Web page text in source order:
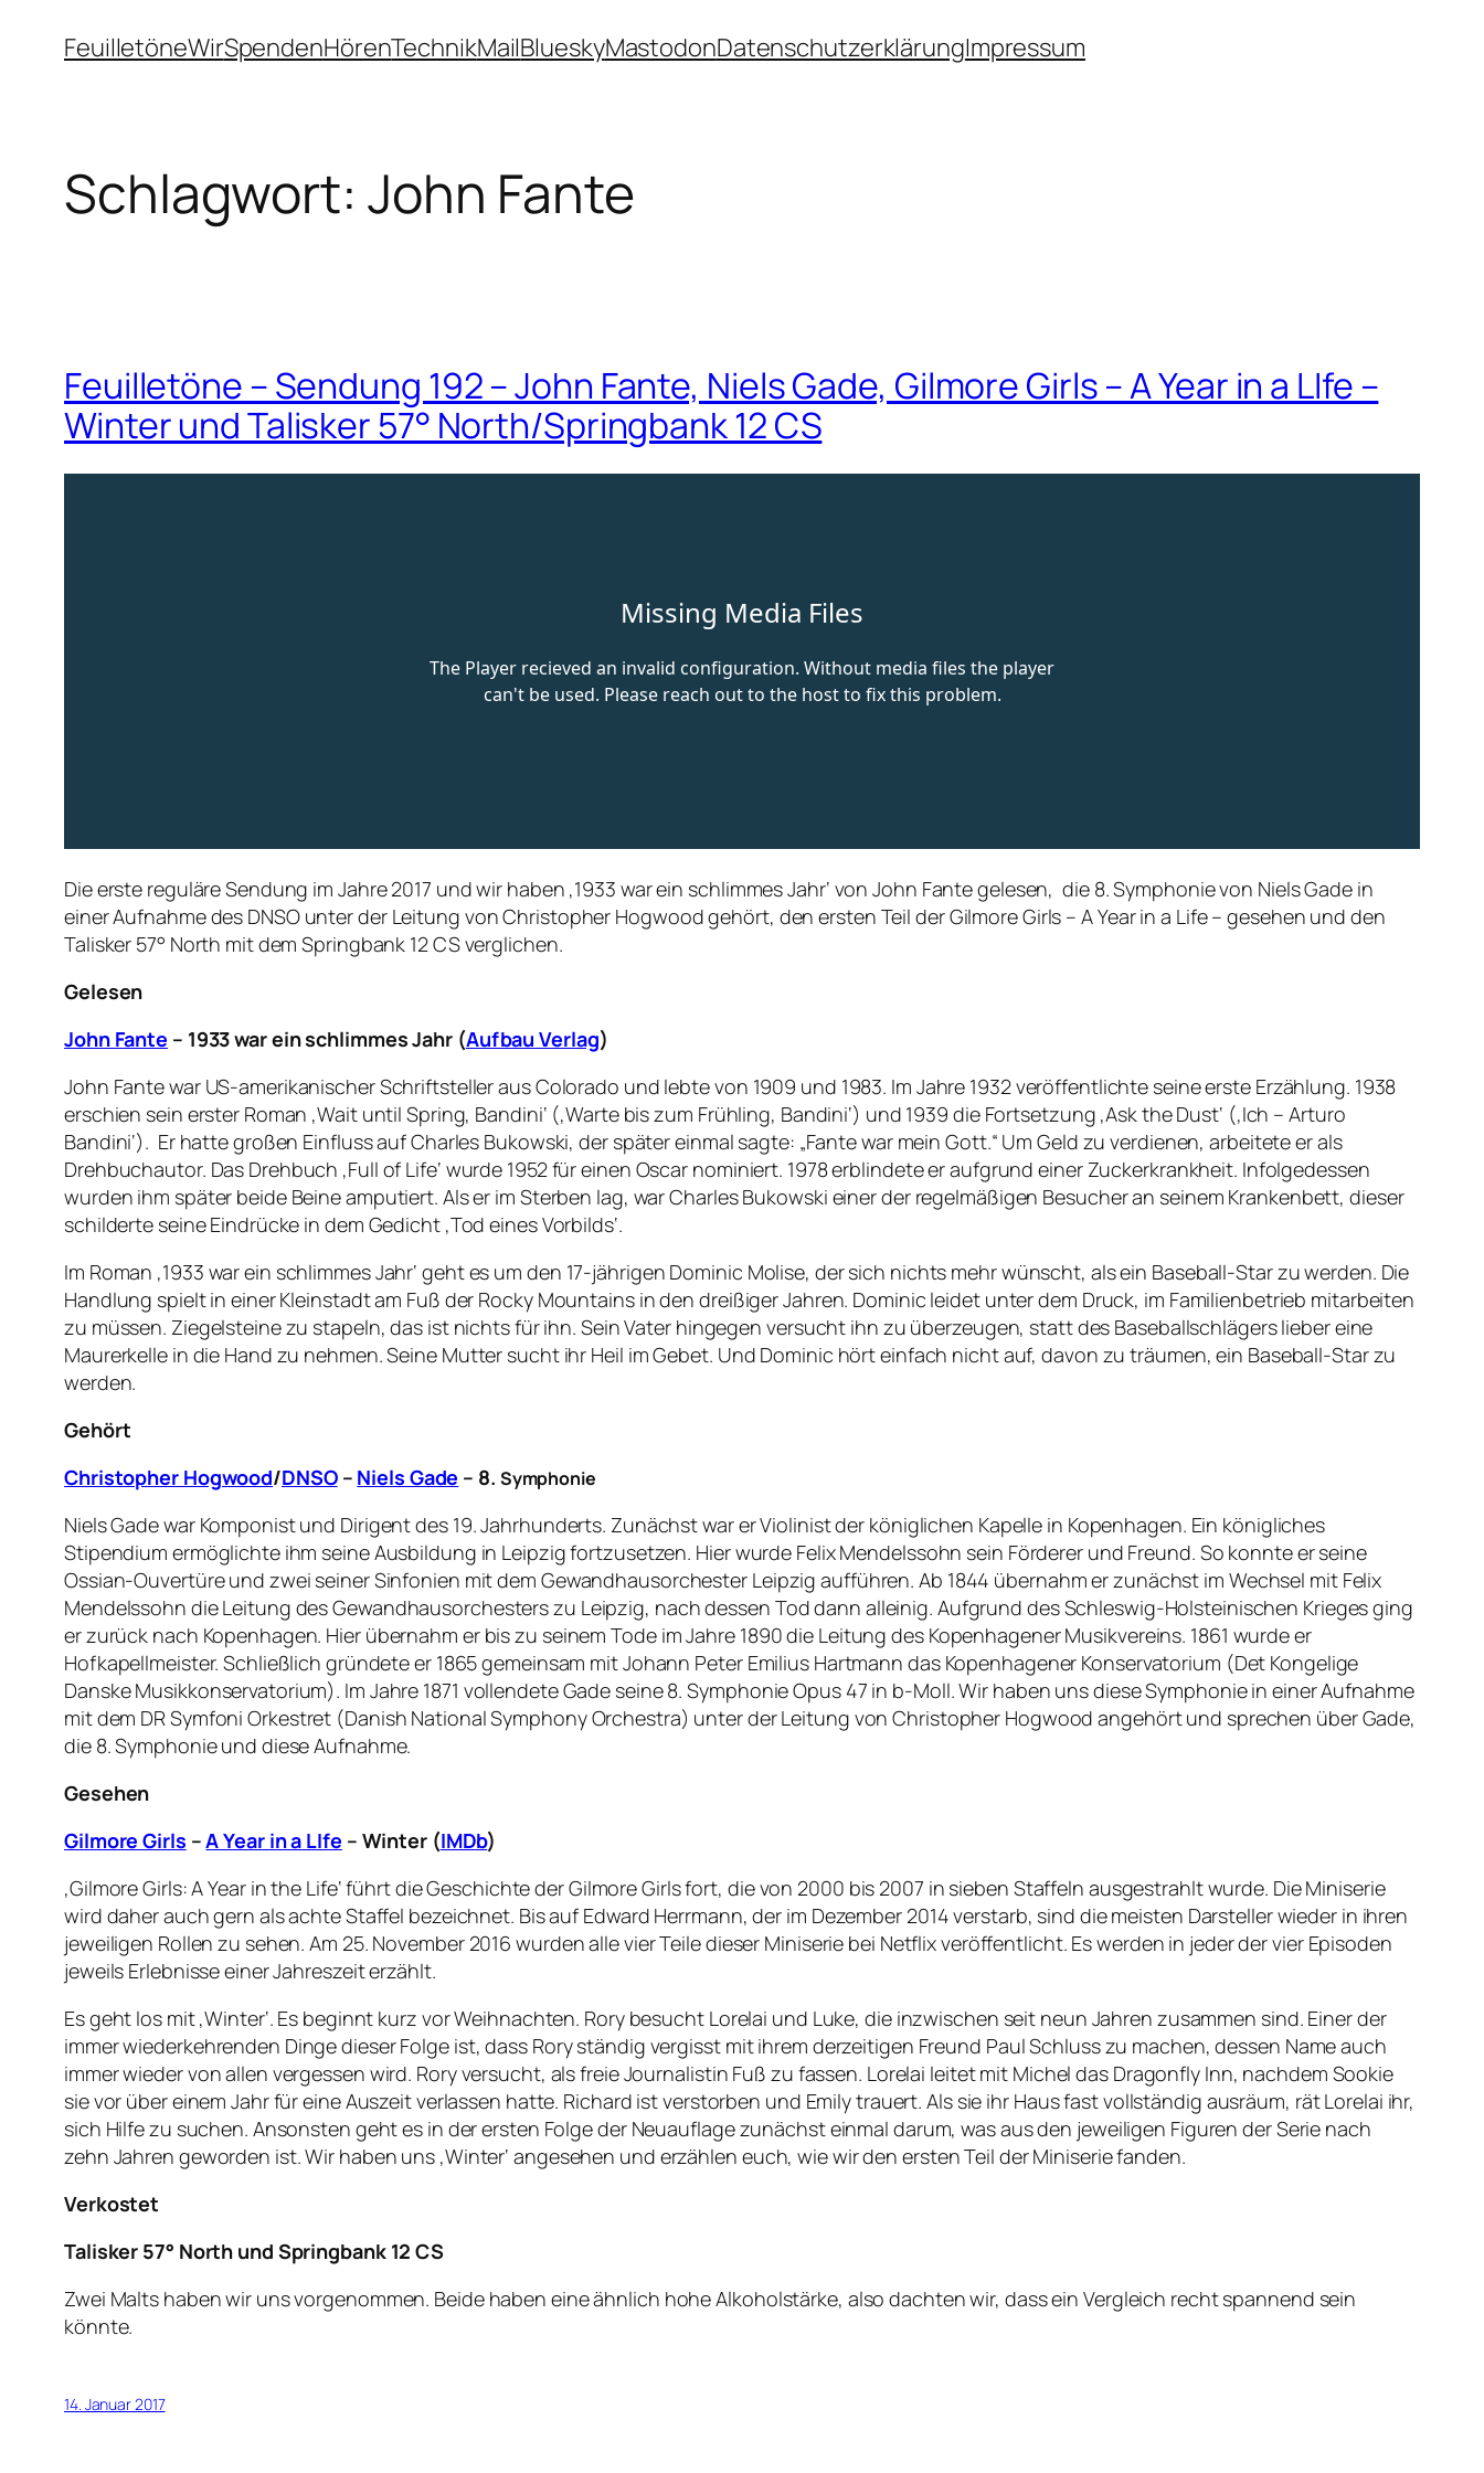
InhaltFeuilletöneWirSpendenHörenTechnikMailBlueskyMastodonDatenschutzerklärungImpressum
Schlagwort: John Fante
Feuilletöne – Sendung 192 – John Fante, Niels Gade, Gilmore Girls – A Year in a LIfe –
Winter und Talisker 57° North/Springbank 12 CS
Die erste reguläre Sendung im Jahre 2017 und wir haben ‚1933 war ein schlimmes Jahr‘ von John Fante gelesen, die 8. Symphonie von Niels Gade in
einer Aufnahme des DNSO unter der Leitung von Christopher Hogwood gehört, den ersten Teil der Gilmore Girls – A Year in a Life – gesehen und den
Talisker 57° North mit dem Springbank 12 CS verglichen.
Gelesen
John Fante – 1933 war ein schlimmes Jahr (Aufbau Verlag)
John Fante war US-amerikanischer Schriftsteller aus Colorado und lebte von 1909 und 1983. Im Jahre 1932 veröffentlichte seine erste Erzählung. 1938
erschien sein erster Roman ‚Wait until Spring, Bandini‘ (‚Warte bis zum Frühling, Bandini‘) und 1939 die Fortsetzung ‚Ask the Dust‘ (‚Ich – Arturo
Bandini‘). Er hatte großen Einfluss auf Charles Bukowski, der später einmal sagte: „Fante war mein Gott.“ Um Geld zu verdienen, arbeitete er als
Drehbuchautor. Das Drehbuch ‚Full of Life‘ wurde 1952 für einen Oscar nominiert. 1978 erblindete er aufgrund einer Zuckerkrankheit. Infolgedessen
wurden ihm später beide Beine amputiert. Als er im Sterben lag, war Charles Bukowski einer der regelmäßigen Besucher an seinem Krankenbett, dieser
schilderte seine Eindrücke in dem Gedicht ‚Tod eines Vorbilds‘.
Im Roman ‚1933 war ein schlimmes Jahr‘ geht es um den 17-jährigen Dominic Molise, der sich nichts mehr wünscht, als ein Baseball-Star zu werden. Die
Handlung spielt in einer Kleinstadt am Fuß der Rocky Mountains in den dreißiger Jahren. Dominic leidet unter dem Druck, im Familienbetrieb mitarbeiten
zu müssen. Ziegelsteine zu stapeln, das ist nichts für ihn. Sein Vater hingegen versucht ihn zu überzeugen, statt des Baseballschlägers lieber eine
Maurerkelle in die Hand zu nehmen. Seine Mutter sucht ihr Heil im Gebet. Und Dominic hört einfach nicht auf, davon zu träumen, ein Baseball-Star zu
werden.
Gehört
Christopher Hogwood/DNSO– Niels Gade – 8. Symphonie
Niels Gade war Komponist und Dirigent des 19. Jahrhunderts. Zunächst war er Violinist der königlichen Kapelle in Kopenhagen. Ein königliches
Stipendium ermöglichte ihm seine Ausbildung in Leipzig fortzusetzen. Hier wurde Felix Mendelssohn sein Förderer und Freund. So konnte er seine
Ossian-Ouvertüre und zwei seiner Sinfonien mit dem Gewandhausorchester Leipzig aufführen. Ab 1844 übernahm er zunächst im Wechsel mit Felix
Mendelssohn die Leitung des Gewandhausorchesters zu Leipzig, nach dessen Tod dann alleinig. Aufgrund des Schleswig-Holsteinischen Krieges ging
er zurück nach Kopenhagen. Hier übernahm er bis zu seinem Tode im Jahre 1890 die Leitung des Kopenhagener Musikvereins. 1861 wurde er
Hofkapellmeister. Schließlich gründete er 1865 gemeinsam mit Johann Peter Emilius Hartmann das Kopenhagener Konservatorium (Det Kongelige
Danske Musikkonservatorium). Im Jahre 1871 vollendete Gade seine 8. Symphonie Opus 47 in b-Moll. Wir haben uns diese Symphonie in einer Aufnahme
mit dem DR Symfoni Orkestret (Danish National Symphony Orchestra) unter der Leitung von Christopher Hogwood angehört und sprechen über Gade,
die 8. Symphonie und diese Aufnahme.
Gesehen
Gilmore Girls –A Year in a LIfe – Winter (IMDb)
‚Gilmore Girls: A Year in the Life‘ führt die Geschichte der Gilmore Girls fort, die von 2000 bis 2007 in sieben Staffeln ausgestrahlt wurde. Die Miniserie
wird daher auch gern als achte Staffel bezeichnet. Bis auf Edward Herrmann, der im Dezember 2014 verstarb, sind die meisten Darsteller wieder in ihren
jeweiligen Rollen zu sehen. Am 25. November 2016 wurden alle vier Teile dieser Miniserie bei Netflix veröffentlicht. Es werden in jeder der vier Episoden
jeweils Erlebnisse einer Jahreszeit erzählt.
Es geht los mit ‚Winter‘. Es beginnt kurz vor Weihnachten. Rory besucht Lorelai und Luke, die inzwischen seit neun Jahren zusammen sind. Einer der
immer wiederkehrenden Dinge dieser Folge ist, dass Rory ständig vergisst mit ihrem derzeitigen Freund Paul Schluss zu machen, dessen Name auch
immer wieder von allen vergessen wird. Rory versucht, als freie Journalistin Fuß zu fassen. Lorelai leitet mit Michel das Dragonfly Inn, nachdem Sookie
sie vor über einem Jahr für eine Auszeit verlassen hatte. Richard ist verstorben und Emily trauert. Als sie ihr Haus fast vollständig ausräum, rät Lorelai ihr,
sich Hilfe zu suchen. Ansonsten geht es in der ersten Folge der Neuauflage zunächst einmal darum, was aus den jeweiligen Figuren der Serie nach
zehn Jahren geworden ist. Wir haben uns ‚Winter‘ angesehen und erzählen euch, wie wir den ersten Teil der Miniserie fanden.
Verkostet
Talisker 57° North und Springbank 12 CS
Zwei Malts haben wir uns vorgenommen. Beide haben eine ähnlich hohe Alkoholstärke, also dachten wir, dass ein Vergleich recht spannend sein
könnte.
14. Januar 2017